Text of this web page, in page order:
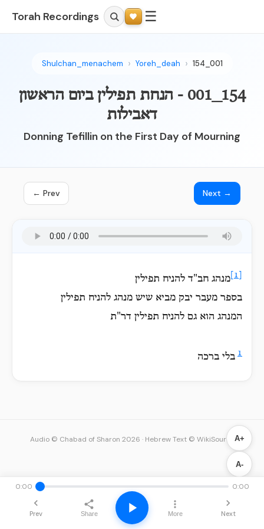
Torah Recordings ☰
Shulchan_menachem Yoreh_deah 154_001
154_001 - הנחת תפילין ביום הראשון
דאבילות
Donning Tefillin on the First Day of Mourning
← Prev Next →
מנהג חב"ד להניח תפילין
בספר מעבר יבק מביא שיש מנהג להניח תפילין
המנהג הוא גם להניח תפילין דר"ת
1 בלי ברכה
A+
A-
0:00 0:00
Prev Share More Next
Audio © Chabad of Sharon 2026 · Hebrew Text © WikiSource